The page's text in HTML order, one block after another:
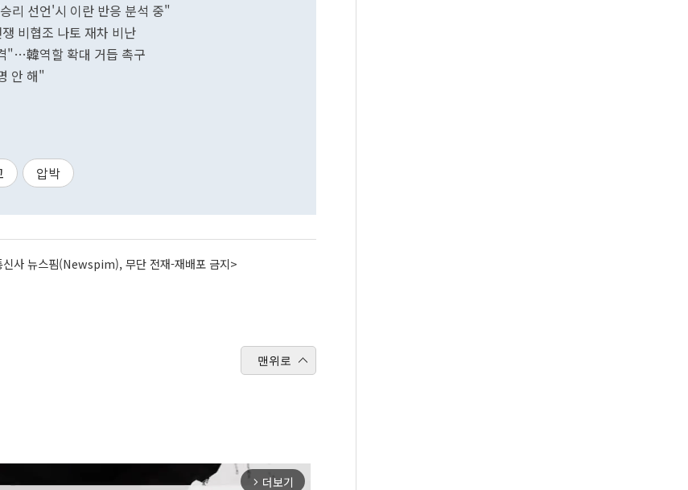
리 선언'시 이란 반응 분석 중"
비협조 나토 재차 비난
"…韓역할 확대 거듭 촉구
안 해"
압박
신사 뉴스핌(Newspim), 무단 전재-재배포 금지>
맨위로
arrow_forward_ios 더보기